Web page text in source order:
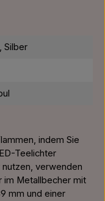
Silber
indem Sie
Teelichter
verwenden
im Metallbecher mit
mm und einer